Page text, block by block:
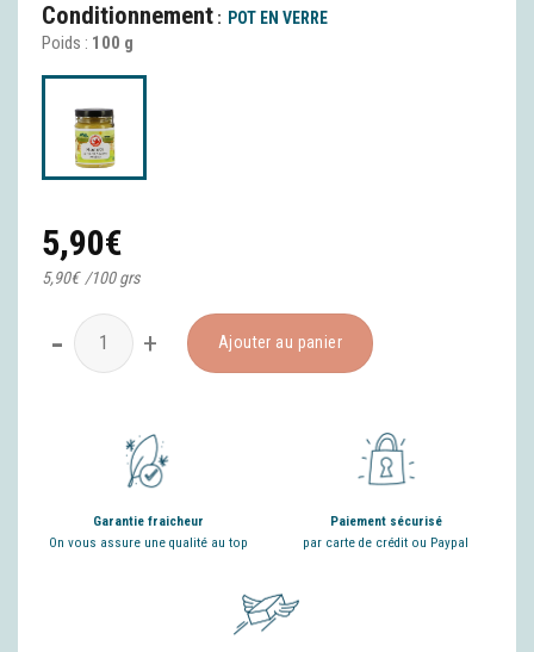
Conditionnement POT EN VERRE
Poids : 100 g
5,90€
5,90€ /100 grs
quantité de Moutarde au Poivre Voantsy Perifery
Ajouter au panier
Garantie fraicheur
On vous assure une qualité au top
Paiement sécurisé
par carte de crédit ou Paypal